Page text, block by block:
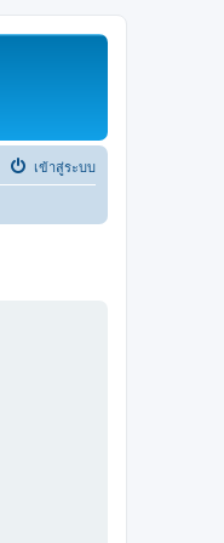
เข้าสู่ระบบ